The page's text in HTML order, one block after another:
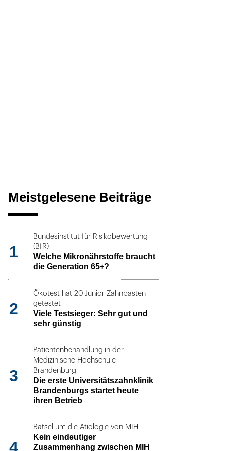
Meistgelesene Beiträge
1
Bundesinstitut für Risikobewertung
(BfR)
Welche Mikronährstoffe braucht
die Generation 65+?
2
Ökotest hat 20 Junior-Zahnpasten
getestet
Viele Testsieger: Sehr gut und
sehr günstig
3
Patientenbehandlung in der
Medizinische Hochschule
Brandenburg
Die erste Universitätszahnklinik
Brandenburgs startet heute
ihren Betrieb
4
Rätsel um die Ätiologie von MIH
Kein eindeutiger
Zusammenhang zwischen MIH